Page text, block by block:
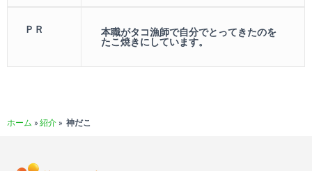
ＰＲ
本職がタコ漁師で自分でとってきたのを
たこ焼きにしています。
ホーム » 紹介 » 神だこ